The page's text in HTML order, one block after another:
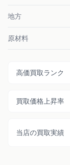
地方
原材料
高価買取ランク
買取価格上昇率
当店の買取実績